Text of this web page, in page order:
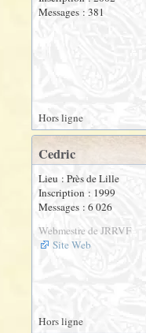
Messages : 381
Hors ligne
Cedric
Lieu : Près de Lille
Inscription : 1999
Messages : 6 026
Webmestre de JRRVF
Site Web
Hors ligne